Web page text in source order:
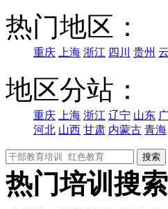
热门地区：
重庆 上海 浙江 四川 贵州
地区分站：
重庆 上海 浙江 辽宁 山东
河北 山西 甘肃 内蒙古 青海
热门培训搜索